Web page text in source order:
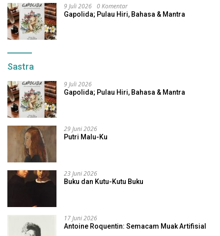
9 Juli 2026 0 Komentar
Gapolida; Pulau Hiri, Bahasa & Mantra
Sastra
9 Juli 2026
Gapolida; Pulau Hiri, Bahasa & Mantra
29 Juni 2026
Putri Malu-Ku
23 Juni 2026
Buku dan Kutu-Kutu Buku
17 Juni 2026
Antoine Roquentin: Semacam Muak Artifisial